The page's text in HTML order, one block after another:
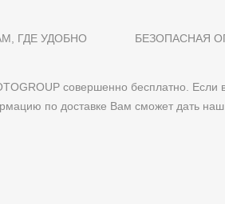
совершенно бесплатно. Если
по доставке Вам сможет дать
ГДЕ УДОБНО БЕЗОПАСНАЯ